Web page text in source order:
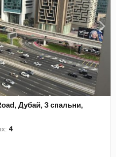
Дубай, 3 спальни,
4